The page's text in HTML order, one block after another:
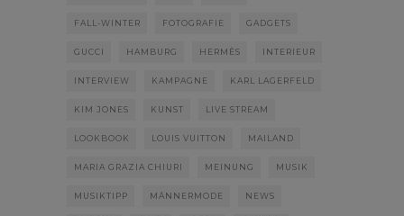
FALL-WINTER FOTOGRAFIE GADGETS
GUCCI HAMBURG HERMÈS INTERIEUR
INTERVIEW KAMPAGNE KARL LAGERFELD
KIM JONES KUNST LIVE STREAM
LOOKBOOK LOUIS VUITTON MAILAND
MARIA GRAZIA CHIURI MEINUNG MUSIK
MUSIKTIPP MÄNNERMODE NEWS